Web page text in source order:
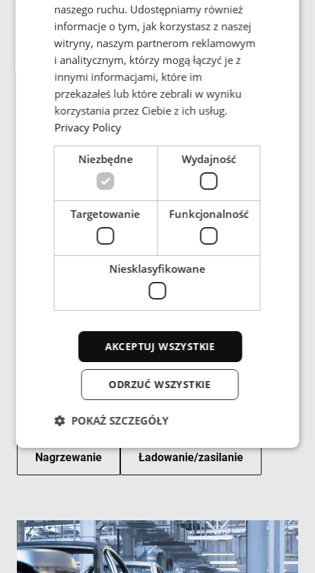
Ładowanie/zasilanie
Górnictwo
Indukcyjne urządzenia grzewcze oraz bezprzewodowe
ładowanie indukcyjne i bezstykowe zasilanie jednostek
Nagrzewanie Ładowanie/zasilanie
FRENCH
PORTUGESE
SPANISH
naszego ruchu. Udostępniamy również
informacje o tym, jak korzystasz z naszej
witryny, naszym partnerom reklamowym
i analitycznym, którzy mogą łączyć je z
innymi informacjami, które im
przekazałeś lub które zebrali w wyniku
korzystania przez Ciebie z ich usług.
Privacy Policy
Niezbędne Wydajność
Targetowanie Funkcjonalność
Niesklasyfikowane
AKCEPTUJ WSZYSTKIE
ODRZUĆ WSZYSTKIE
POKAŻ SZCZEGÓŁY
Niezbędne Wydajność
Targetowanie
Niezbędne pliki cookie umożliwiają korzystanie z
podstawowych funkcji strony internetowej, takich
jak logowanie użytkownika i zarządzanie kontem.
Bez niezbędnych plików cookie nie można
prawidłowo korzystać ze strony internetowej.